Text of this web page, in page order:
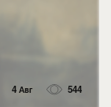
4 Авг 544